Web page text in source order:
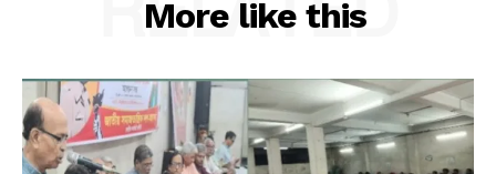
More like this